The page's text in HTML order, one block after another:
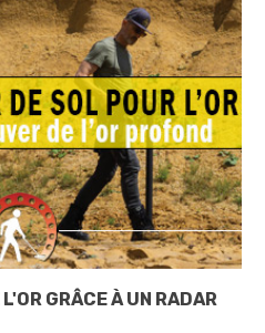
GRÂCE À UN RADAR